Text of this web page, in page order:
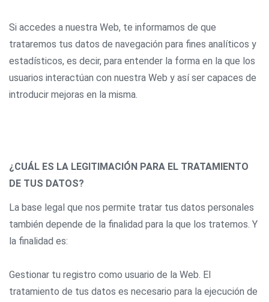
Si accedes a nuestra Web, te informamos de que
trataremos tus datos de navegación para fines analíticos y
estadísticos, es decir, para entender la forma en la que los
usuarios interactúan con nuestra Web y así ser capaces de
introducir mejoras en la misma.
¿CUÁL ES LA LEGITIMACIÓN PARA EL TRATAMIENTO
DE TUS DATOS?
La base legal que nos permite tratar tus datos personales
también depende de la finalidad para la que los tratemos. Y
la finalidad es:
Gestionar tu registro como usuario de la Web. El
tratamiento de tus datos es necesario para la ejecución de